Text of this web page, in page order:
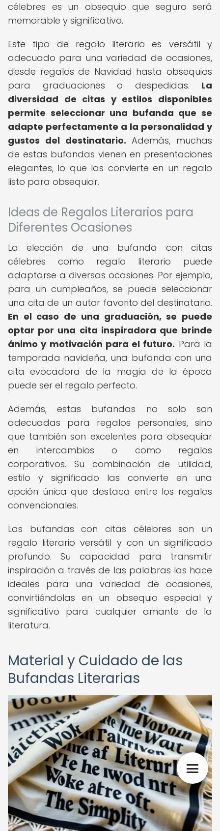
célebres es un obsequio que seguro será
memorable y significativo.
Este tipo de regalo literario es versátil y
adecuado para una variedad de ocasiones,
desde regalos de Navidad hasta obsequios
para graduaciones o despedidas. La
diversidad de citas y estilos disponibles
permite seleccionar una bufanda que se
adapte perfectamente a la personalidad y
gustos del destinatario. Además, muchas
de estas bufandas vienen en presentaciones
elegantes, lo que las convierte en un regalo
listo para obsequiar.
Ideas de Regalos Literarios para
Diferentes Ocasiones
La elección de una bufanda con citas
célebres como regalo literario puede
adaptarse a diversas ocasiones. Por ejemplo,
para un cumpleaños, se puede seleccionar
una cita de un autor favorito del destinatario.
En el caso de una graduación, se puede
optar por una cita inspiradora que brinde
ánimo y motivación para el futuro. Para la
temporada navideña, una bufanda con una
cita evocadora de la magia de la época
puede ser el regalo perfecto.
Además, estas bufandas no solo son
adecuadas para regalos personales, sino
que también son excelentes para obsequiar
en intercambios o como regalos
corporativos. Su combinación de utilidad,
estilo y significado las convierte en una
opción única que destaca entre los regalos
convencionales.
Las bufandas con citas célebres son un
regalo literario versátil y con un significado
profundo. Su capacidad para transmitir
inspiración a través de las palabras las hace
ideales para una variedad de ocasiones,
convirtiéndolas en un obsequio especial y
significativo para cualquier amante de la
literatura.
Material y Cuidado de las
Bufandas Literarias